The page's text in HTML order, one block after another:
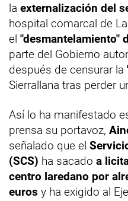
la externalización del
hospital comarcal de
el "desmantelamiento"
parte del Gobierno
después de censurar la
Sierrallana tras perder
Así lo ha manifestado
prensa su portavoz,
señalado que el
(SCS) ha sacado a
centro laredano por
euros y ha exigido al